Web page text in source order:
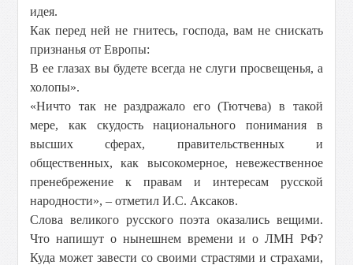
идея.
Как перед ней не гнитесь, господа, вам не снискать
признанья от Европы:
В ее глазах вы будете всегда не слуги просвещенья, а
холопы».
«Ничто так не раздражало его (Тютчева) в такой
мере, как скудость национального понимания в
высших сферах, правительственных и
общественных, как высокомерное, невежественное
пренебрежение к правам и интересам русской
народности», – отметил И.С. Аксаков.
Слова великого русского поэта оказались вещими.
Что напишут о нынешнем времени и о ЛМН РФ?
Куда может завести со своими страстями и страхами,